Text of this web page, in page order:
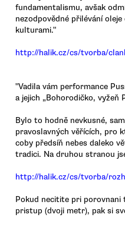
fundamentalismu, avšak
nezodpovědné přilévání
kulturami."
http://halik.cz/cs/tvorba/
"Vadila vám performance
a jejich „Bohorodičko, vyžeň
Bylo to hodně nevkusné,
pravoslavných věřících, pro
coby předsíň nebes daleko
tradici. Na druhou stranou
http://halik.cz/cs/tvorba/
Pokud necitite pri
pristup (dvoji metr), pak si